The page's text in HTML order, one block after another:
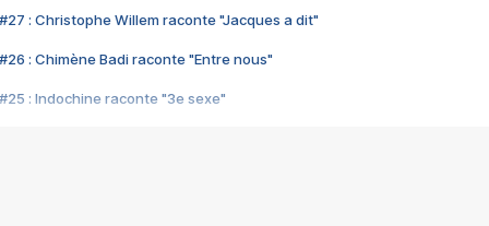
#27 : Christophe Willem raconte "Jacques a dit"
#26 : Chimène Badi raconte "Entre nous"
#25 : Indochine raconte "3e sexe"